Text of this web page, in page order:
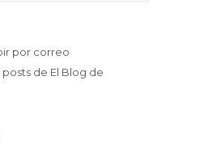
por correo
de El Blog de